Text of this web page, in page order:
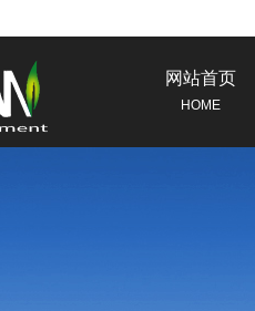
网站首页
HOME